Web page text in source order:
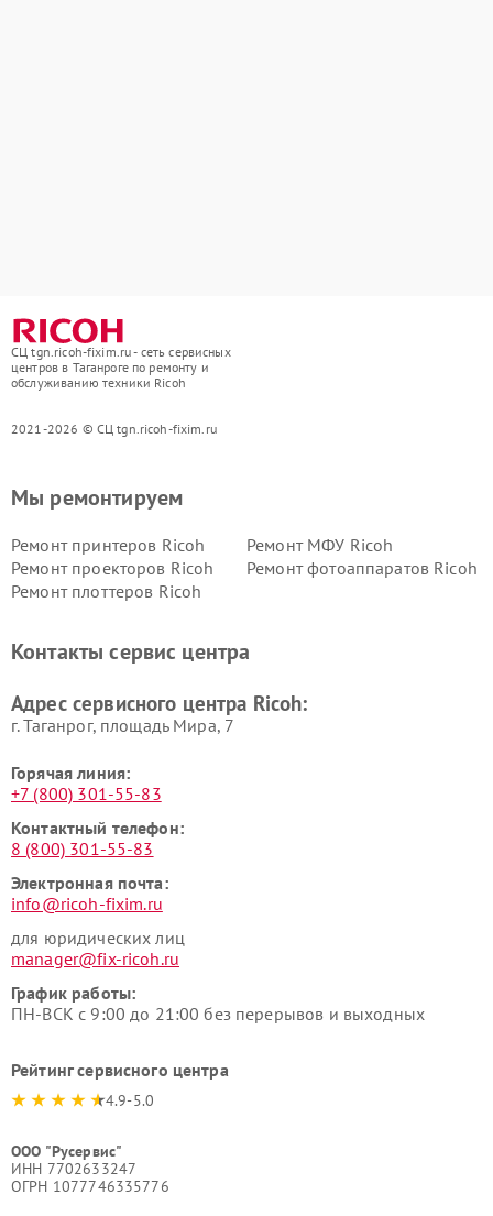
СЦ tgn.ricoh-fixim.ru - сеть сервисных
центров в Таганроге по ремонту и
обслуживанию техники Ricoh
2021-2026 © СЦ tgn.ricoh-fixim.ru
Мы ремонтируем
Ремонт принтеров Ricoh
Ремонт МФУ Ricoh
Ремонт проекторов Ricoh
Ремонт фотоаппаратов Ricoh
Ремонт плоттеров Ricoh
Контакты сервис центра
Адрес сервисного центра Ricoh:
г. Таганрог, площадь Мира, 7
Горячая линия:
+7 (800) 301-55-83
Контактный телефон:
8 (800) 301-55-83
Электронная почта:
info@ricoh-fixim.ru
для юридических лиц
manager@fix-ricoh.ru
График работы:
ПН-ВСК с 9:00 до 21:00 без перерывов и выходных
Рейтинг сервисного центра
4.9-5.0
ООО "Русервис"
ИНН 7702633247
ОГРН 1077746335776